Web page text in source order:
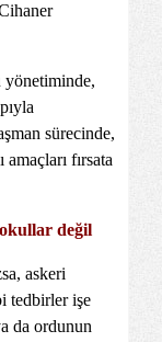
yönetiminde,
sürecinde,
fırsata
okullar değil
askeri
tedbirler işe
da ordunun